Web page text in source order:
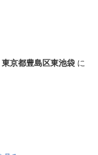
東京都豊島区東池袋 に